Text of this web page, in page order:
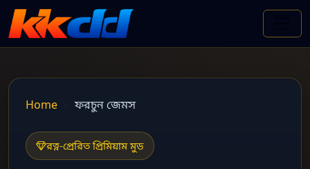
Home ফরচুন জেমস
রত্ন-প্রেরিত প্রিমিয়াম মুড